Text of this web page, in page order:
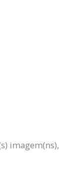
imagem(ns),